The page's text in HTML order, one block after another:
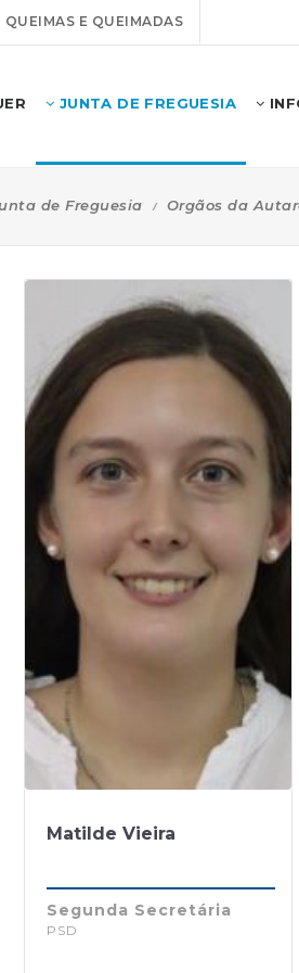
QUEIMAS E QUEIMADAS
JUNTA DE FREGUESIA
de Freguesia Orgãos da
Matilde Vieira
Segunda Secretária
PSD